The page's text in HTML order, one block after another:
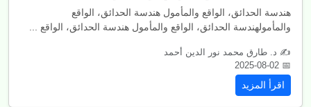
هندسة الحدائق، الواقع والمأمول هندسة الحدائق، الواقع
والمأمولهندسة الحدائق، الواقع والمأمول هندسة الحدائق، الواقع ...
✍ د. طارق محمد نور الدين أحمد
📅 2025-08-02
اقرأ المزيد